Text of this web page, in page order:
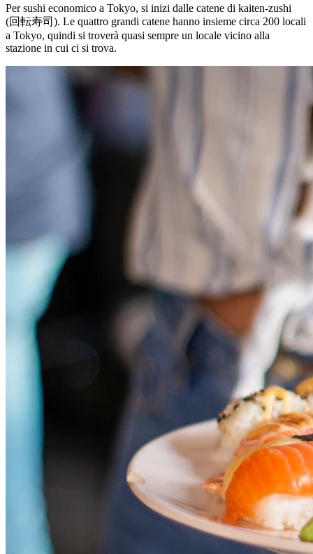
Per sushi economico a Tokyo, si inizi dalle catene di kaiten-zushi
(回転寿司). Le quattro grandi catene hanno insieme circa 200 locali
a Tokyo, quindi si troverà quasi sempre un locale vicino alla
stazione in cui ci si trova.